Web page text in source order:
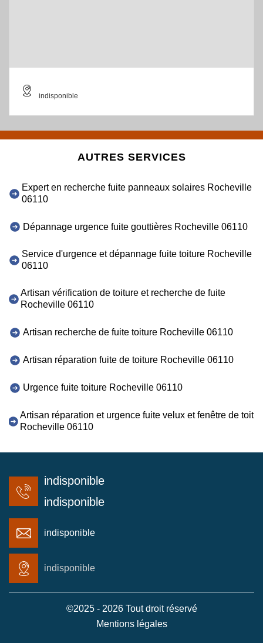
indisponible
AUTRES SERVICES
Expert en recherche fuite panneaux solaires Rocheville
06110
Dépannage urgence fuite gouttières Rocheville 06110
Service d'urgence et dépannage fuite toiture Rocheville
06110
Artisan vérification de toiture et recherche de fuite
Rocheville 06110
Artisan recherche de fuite toiture Rocheville 06110
Artisan réparation fuite de toiture Rocheville 06110
Urgence fuite toiture Rocheville 06110
Artisan réparation et urgence fuite velux et fenêtre de toit
Rocheville 06110
indisponible
indisponible
indisponible
indisponible
©2025 - 2026 Tout droit réservé
Mentions légales